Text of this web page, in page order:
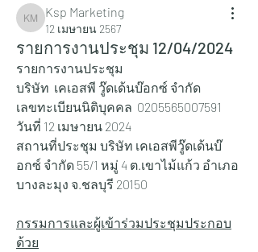
Ksp Marketing
Ksp Marketing
12 เมษายน 2567
รายการงานประชุม 12/04/2024
รายการงานประชุม
บริษัท  เคเอสพี วู๊ดเด้นบ๊อกซ์ จำกัด
เลขทะเบียนนิติบุคคล  0205565007591
วันที่ 12 เมษายน 2024
สถานที่ประชุม บริษัท เคเอสพีวู๊ดเด้นบ๊
อกซ์ จำกัด 55/1 หมู่ 4 ต.เขาไม้แก้ว อำเภอ
บางละมุง จ.ชลบุรี 20150
กรรมการและผู้เข้าร่วมประชุมประกอบ
ด้วย